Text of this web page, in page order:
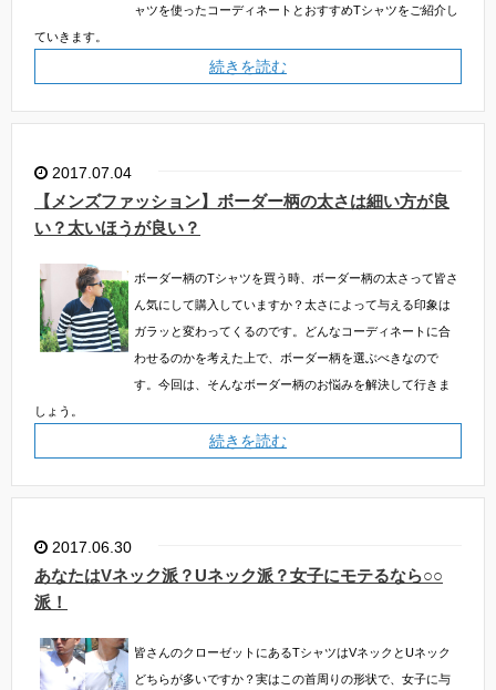
ャツを使ったコーディネートとおすすめTシャツをご紹介し
ていきます。
続きを読む
2017.07.04
【メンズファッション】ボーダー柄の太さは細い方が良
い？太いほうが良い？
ボーダー柄のTシャツを買う時、ボーダー柄の太さって皆さ
ん気にして購入していますか？太さによって与える印象は
ガラッと変わってくるのです。どんなコーディネートに合
わせるのかを考えた上で、ボーダー柄を選ぶべきなので
す。今回は、そんなボーダー柄のお悩みを解決して行きま
しょう。
続きを読む
2017.06.30
あなたはVネック派？Uネック派？女子にモテるなら○○
派！
皆さんのクローゼットにあるTシャツはVネックとUネック
どちらが多いですか？実はこの首周りの形状で、女子に与